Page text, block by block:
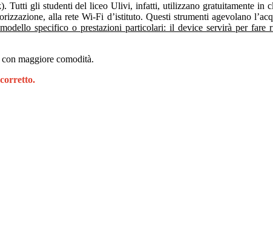
Tutti gli studenti del liceo Ulivi, infatti, utilizzano gratuitamente in
alla rete Wi-Fi d’istituto. Questi strumenti agevolano
specifico o prestazioni particolari: il device servirà per fare
maggiore comodità.